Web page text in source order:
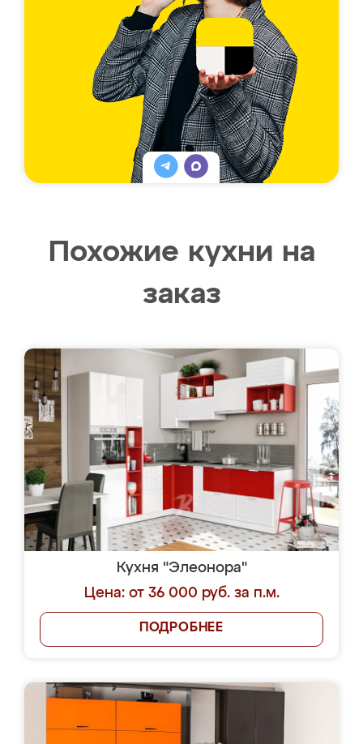
Похожие кухни на
заказ
Кухня "Элеонора"
Цена: от 36 000 руб. за п.м.
ПОДРОБНЕЕ